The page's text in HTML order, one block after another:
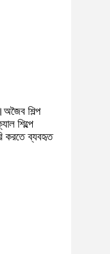
শিল্প
শিল্পে
করতে ব্যবহৃত